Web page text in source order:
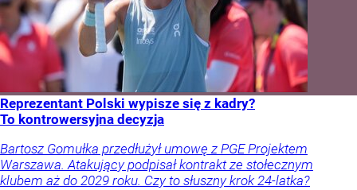
Reprezentant Polski wypisze się z kadry?
To kontrowersyjna decyzja
Bartosz Gomułka przedłużył umowę z PGE Projektem
Warszawa. Atakujący podpisał kontrakt ze stołecznym
klubem aż do 2029 roku. Czy to słuszny krok 24-latka?